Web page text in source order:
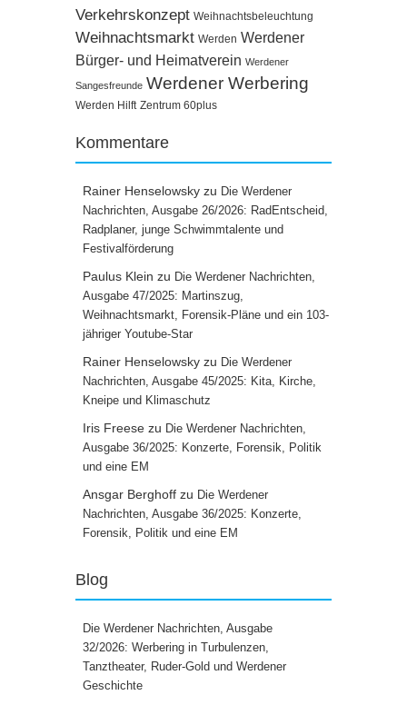
Verkehrskonzept Weihnachtsbeleuchtung
Weihnachtsmarkt Werden Werdener
Bürger- und Heimatverein Werdener
Sangesfreunde Werdener Werbering
Werden Hilft Zentrum 60plus
Kommentare
Rainer Henselowsky zu Die Werdener
Nachrichten, Ausgabe 26/2026: RadEntscheid,
Radplaner, junge Schwimmtalente und
Festivalförderung
Paulus Klein zu Die Werdener Nachrichten,
Ausgabe 47/2025: Martinszug,
Weihnachtsmarkt, Forensik-Pläne und ein 103-
jähriger Youtube-Star
Rainer Henselowsky zu Die Werdener
Nachrichten, Ausgabe 45/2025: Kita, Kirche,
Kneipe und Klimaschutz
Iris Freese zu Die Werdener Nachrichten,
Ausgabe 36/2025: Konzerte, Forensik, Politik
und eine EM
Ansgar Berghoff zu Die Werdener
Nachrichten, Ausgabe 36/2025: Konzerte,
Forensik, Politik und eine EM
Blog
Die Werdener Nachrichten, Ausgabe
32/2026: Werbering in Turbulenzen,
Tanztheater, Ruder-Gold und Werdener
Geschichte